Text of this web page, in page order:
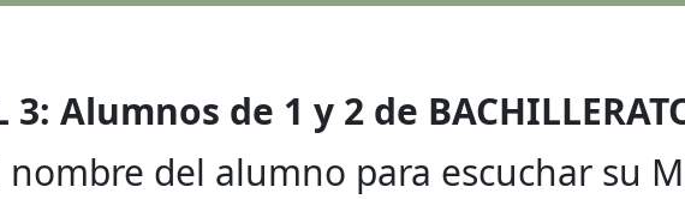
3: Alumnos de 1 y 2 de
nombre del alumno para escuchar su